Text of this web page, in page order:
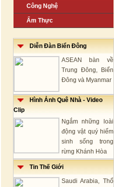
Công Nghệ
Ẩm Thực
Diễn Đàn Biển Đông
ASEAN bàn về
Trung Đông, Biển
Đông và Myanmar
Hình Ảnh Quê Nhà - Video
Clip
Ngắm những loài
động vật quý hiếm
sinh sống trong
rừng Khánh Hòa
Tin Thế Giới
Saudi Arabia, Thổ